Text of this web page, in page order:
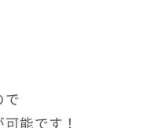
で
能です！